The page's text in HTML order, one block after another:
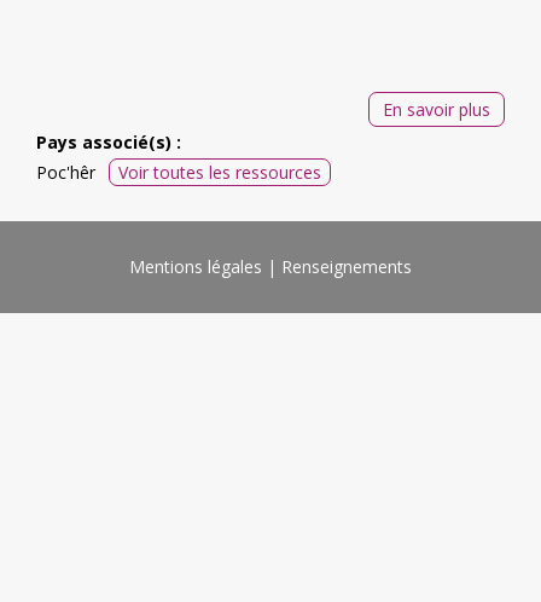
En savoir plus
Pays associé(s) :
Poc'hêr
Voir toutes les ressources
Mentions légales Renseignements